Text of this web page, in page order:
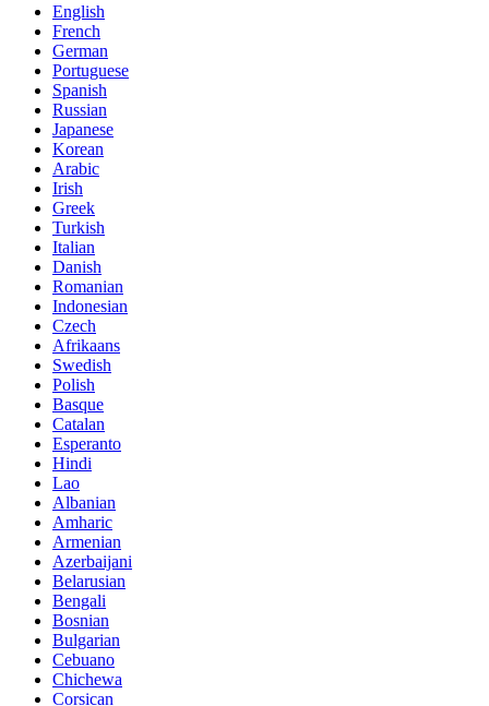
English
French
German
Portuguese
Spanish
Russian
Japanese
Korean
Arabic
Irish
Greek
Turkish
Italian
Danish
Romanian
Indonesian
Czech
Afrikaans
Swedish
Polish
Basque
Catalan
Esperanto
Hindi
Lao
Albanian
Amharic
Armenian
Azerbaijani
Belarusian
Bengali
Bosnian
Bulgarian
Cebuano
Chichewa
Corsican